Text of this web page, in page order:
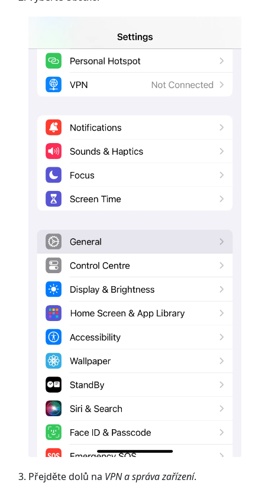
Přejděte dolů na VPN a správa zařízení.